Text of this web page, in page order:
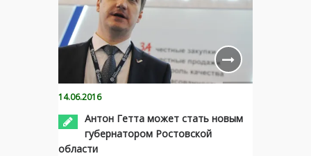
14.06.2016
Антон Гетта может стать новым
губернатором Ростовской
области